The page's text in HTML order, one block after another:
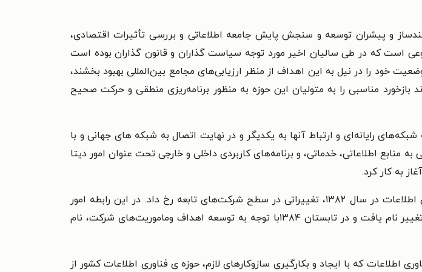
و پیشران توسعه و سنجش پایش جامعه اطلاعاتی و بررسی تأثیرات اقتصادی،
است که در طی سالیان اخیر مورد توجه سیاست گذاران و قانون گذاران بوده است
خود را در نیل به این اهداف از منظر ارزیابی‌های مجامع بین‌المللی بهبود بخشند،
مناسبی را به متولیان این حوزه به منظور برنامه‌ریزی منطقی و حرکت صحیح
رایانه‌ای و ارتباط آنها به یکدیگر و در نهایت اتصال به شبکه های جهانی و با
اطلاعاتی، خدماتی، و برنامه‌های کاربردی داخلی و خارجی تحت عنوان امور دیتا
هم زمان با تغییر نام وزارت پست و تلگراف و تلفن به وزارت ارتباطات و فناوری اطلاعات در سال ۱۳۸۲، تغییراتی در سطح شرکت‌های تابعه رخ داد. در این رابطه امور
ارتباطات دیتا ضمن تغییر هویت در تابستان ۱۳۸۳به شرکت ارتباطات داده‌ها تغییر نام یافت و در تابستان ۱۳۸۴با توجه به توسعه اهداف وماموریت‌های شرکت، نام
اطلاعات که با ایجاد و بکارگیری سازوکارهای لازم، حوزه ی فناوری اطلاعات کشور از